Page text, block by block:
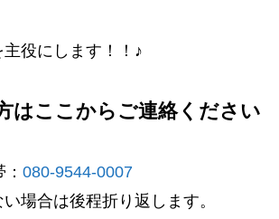
役にします！！♪
はここからご連絡ください
080-9544-0007
場合は後程折り返します。